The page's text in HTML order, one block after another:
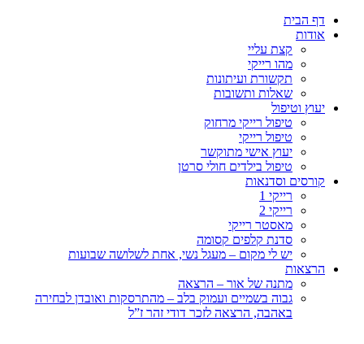
דף הבית
אודות
קצת עליי
מהו רייקי
תקשורת ועיתונות
שאלות ותשובות
יעוץ וטיפול
טיפול רייקי מרחוק
טיפול רייקי
יעוץ אישי מתוקשר
טיפול בילדים חולי סרטן
קורסים וסדנאות
רייקי 1
רייקי 2
מאסטר רייקי
סדנת קלפים קסומה
יש לי מקום – מעגל נשי, אחת לשלושה שבועות
הרצאות
מתנה של אור – הרצאה
גבוה בשמיים ועמוק בלב – מהתרסקות ואובדן לבחירה
באהבה, הרצאה לזכר דודי זהר ז”ל